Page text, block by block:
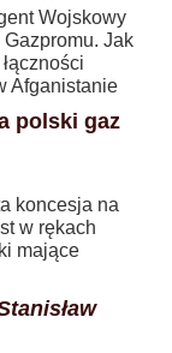
Wojskowy
Jak
Afganistanie
polski gaz
koncesja na
w rękach
mające